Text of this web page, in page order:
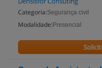
Categoria:Segurança civil
Modalidade: Presencial